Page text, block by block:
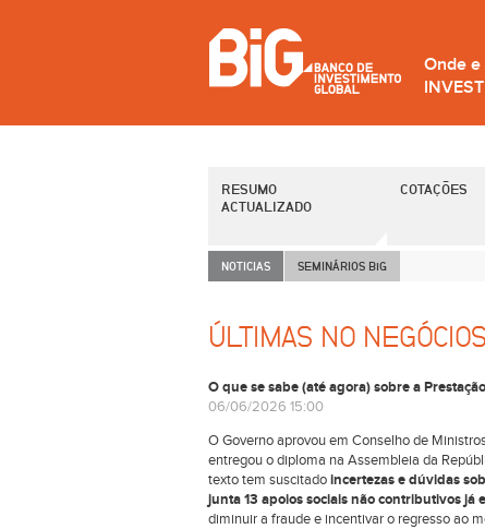
Onde e
RESUMO
ACTUALIZADO
COTAÇÕES
NOTICIAS SEMINÁRIOS BiG
ÚLTIMAS NO
O que se sabe (até agora) sobre a
06/06/2026 15:00
O Governo aprovou em Conselho de
entregou o diploma na Assembleia da
texto tem suscitadoincertezas e dúvidas
junta 13 apoios sociais não contributivos já
diminuir a fraude e incentivar o regresso ao